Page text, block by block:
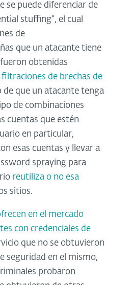
se puede diferenciar de
stuffing”, el cual
de
que un atacante tiene
obtenidas
filtraciones de brechas de
de que un atacante tenga
de combinaciones
cuentas que estén
en particular,
esas cuentas y llevar a
spraying para
reutiliza o no esa
sitios.
en el mercado
con credenciales de
que no se obtuvieron
seguridad en el mismo,
probaron